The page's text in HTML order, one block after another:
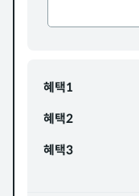
혜택1
혜택2
혜택3